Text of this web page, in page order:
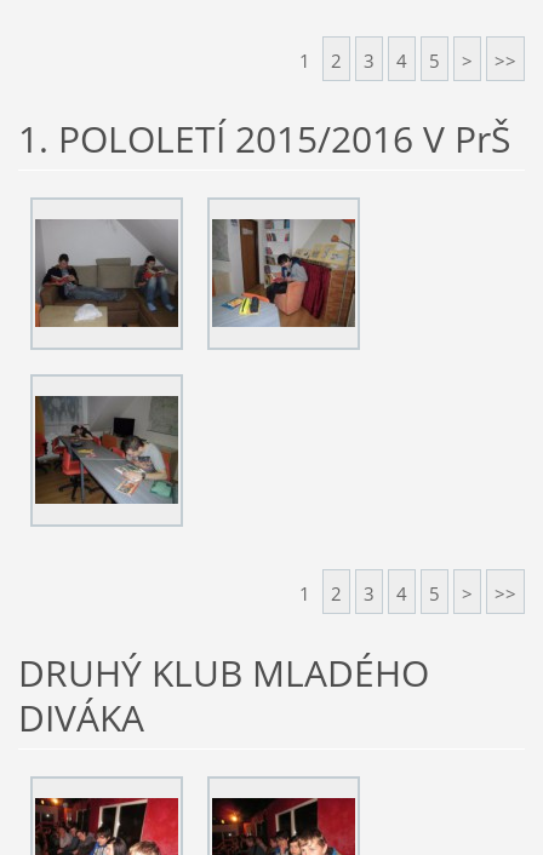
1 2 3 4 5 > >>
1. POLOLETÍ 2015/2016 V PrŠ
1 2 3 4 5 > >>
DRUHÝ KLUB MLADÉHO
DIVÁKA